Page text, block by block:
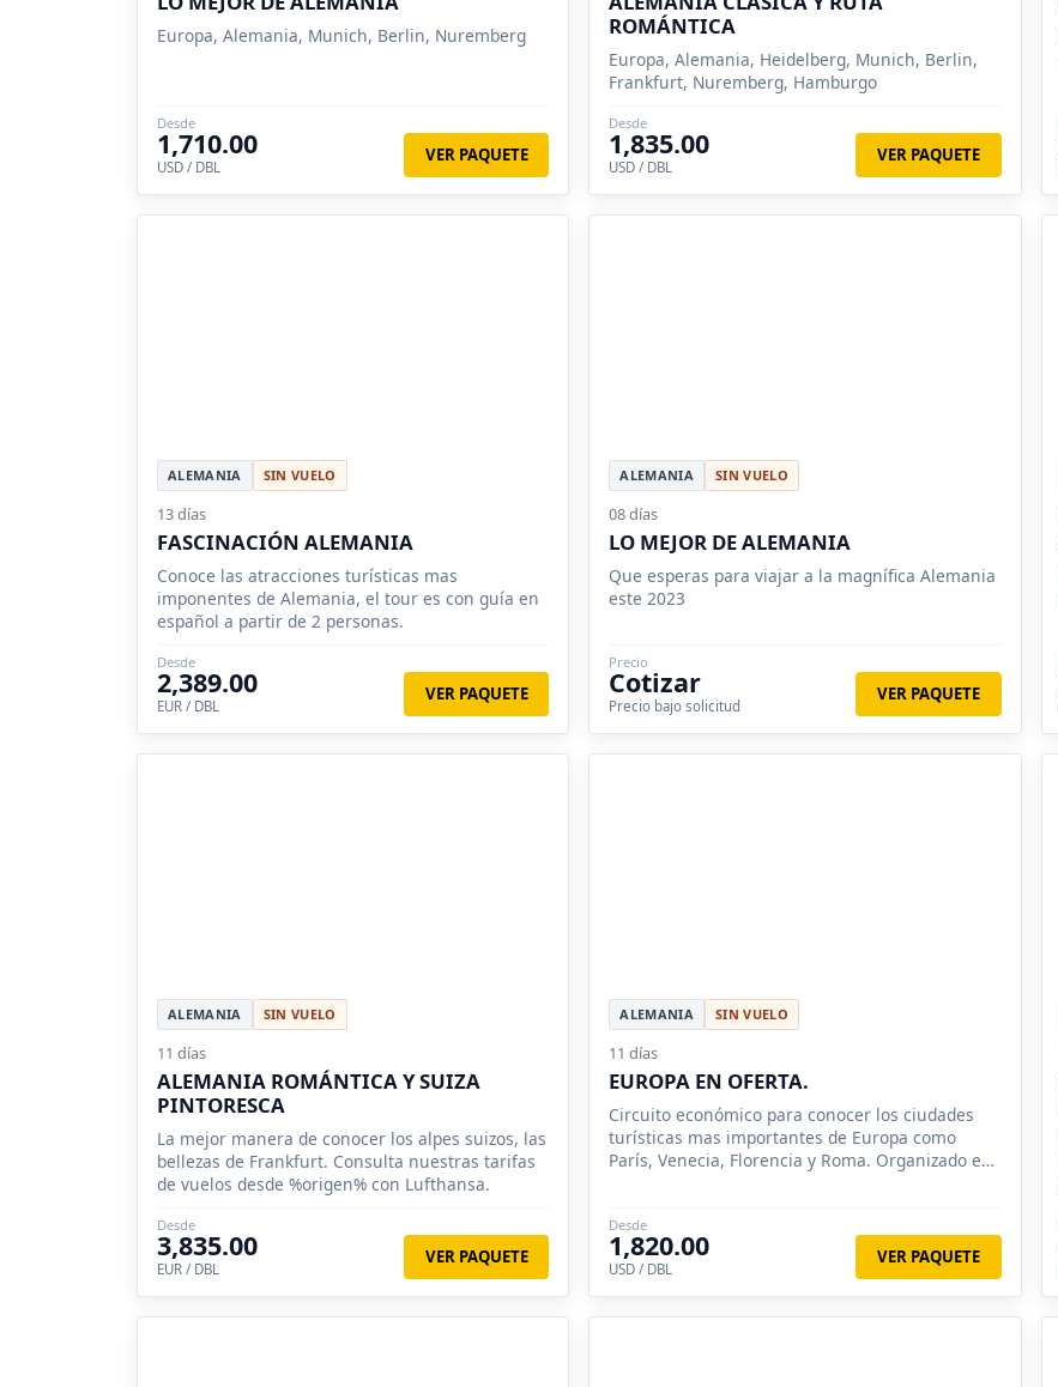
Europa, Alemania, Munich, Berlin, Nuremberg
Desde
1,710.00
USD / DBL
VER PAQUETE
ROMÁNTICA
Europa, Alemania, Heidelberg, Munich, Berlin,
Frankfurt, Nuremberg, Hamburgo
Desde
1,835.00
USD / DBL
VER PAQUETE
ALEMANIA SIN VUELO
13 días
FASCINACIÓN ALEMANIA
Conoce las atracciones turísticas mas
imponentes de Alemania, el tour es con guía en
español a partir de 2 personas.
Desde
2,389.00
EUR / DBL
VER PAQUETE
ALEMANIA SIN VUELO
08 días
LO MEJOR DE ALEMANIA
Que esperas para viajar a la magnífica Alemania
este 2023
Precio
Cotizar
Precio bajo solicitud
VER PAQUETE
ALEMANIA SIN VUELO
11 días
ALEMANIA ROMÁNTICA Y SUIZA
PINTORESCA
La mejor manera de conocer los alpes suizos, las
bellezas de Frankfurt. Consulta nuestras tarifas
de vuelos desde %origen% con Lufthansa.
Desde
3,835.00
EUR / DBL
VER PAQUETE
ALEMANIA SIN VUELO
11 días
EUROPA EN OFERTA.
Circuito económico para conocer los ciudades
turísticas mas importantes de Europa como
París, Venecia, Florencia y Roma. Organizado en
Desde
1,820.00
USD / DBL
VER PAQUETE